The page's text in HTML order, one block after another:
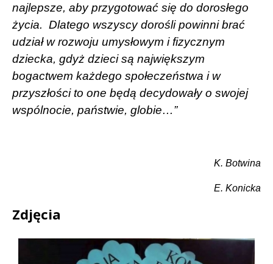
najlepsze, aby przygotować się do dorosłego
życia. Dlatego wszyscy dorośli powinni brać
udział w rozwoju umysłowym i fizycznym
dziecka, gdyż dzieci są największym
bogactwem każdego społeczeństwa i w
przyszłości to one będą decydowały o swojej
wspólnocie, państwie, globie…”
K. Botwina
E. Konicka
Zdjęcia